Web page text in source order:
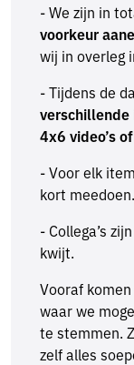
- We zijn in
voorkeur
wij in overleg
- Tijdens de
verschillende
4x6 video’s
- Voor elk
kort meedoen.
- Collega’s
kwijt.
Vooraf
waar we
te stemmen.
zelf alles